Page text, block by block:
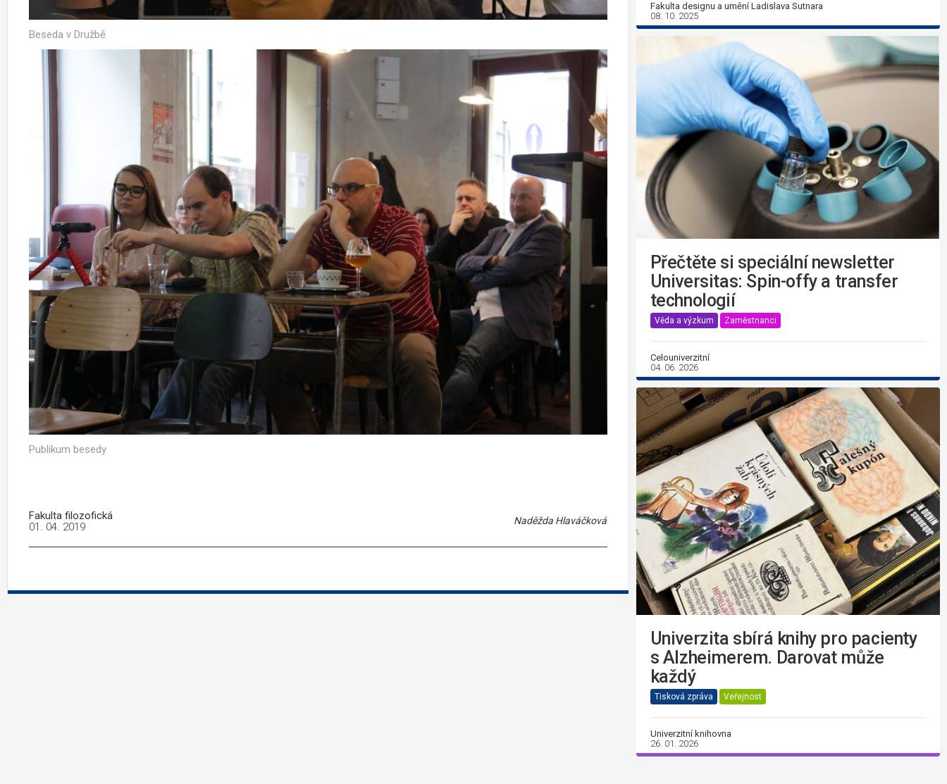
Beseda v Družbě
Publikum besedy
Fakulta filozofická Naděžda Hlaváčková
01. 04. 2019
Fakulta designu a umění Ladislava Sutnara
08. 10. 2025
Přečtěte si speciální newsletter
Universitas: Spin-offy a transfer
technologií
Věda a výzkum Zaměstnanci
Celouniverzitní
04. 06. 2026
Univerzita sbírá knihy pro pacienty
s Alzheimerem. Darovat může
každý
Tisková zpráva Veřejnost
Univerzitní knihovna
26. 01. 2026